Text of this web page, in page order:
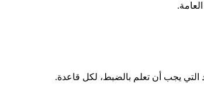
التي يجب أن تعلم بالضبط، لكل قاعدة.